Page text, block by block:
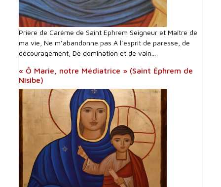
Prière de Carême de Saint Ephrem Seigneur et Maître de
ma vie, Ne m’abandonne pas A l’esprit de paresse, de
découragement, De domination et de vain...
« Ô Marie, notre Médiatrice » (Saint Éphrem de
Nisibe)